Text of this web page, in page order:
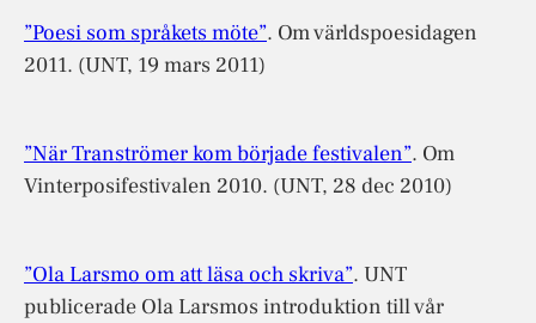
”Poesi som språkets möte”. Om världspoesidagen
2011. (UNT, 19 mars 2011)
”När Tranströmer kom började festivalen”. Om
Vinterposifestivalen 2010. (UNT, 28 dec 2010)
”Ola Larsmo om att läsa och skriva”. UNT
publicerade Ola Larsmos introduktion till vår